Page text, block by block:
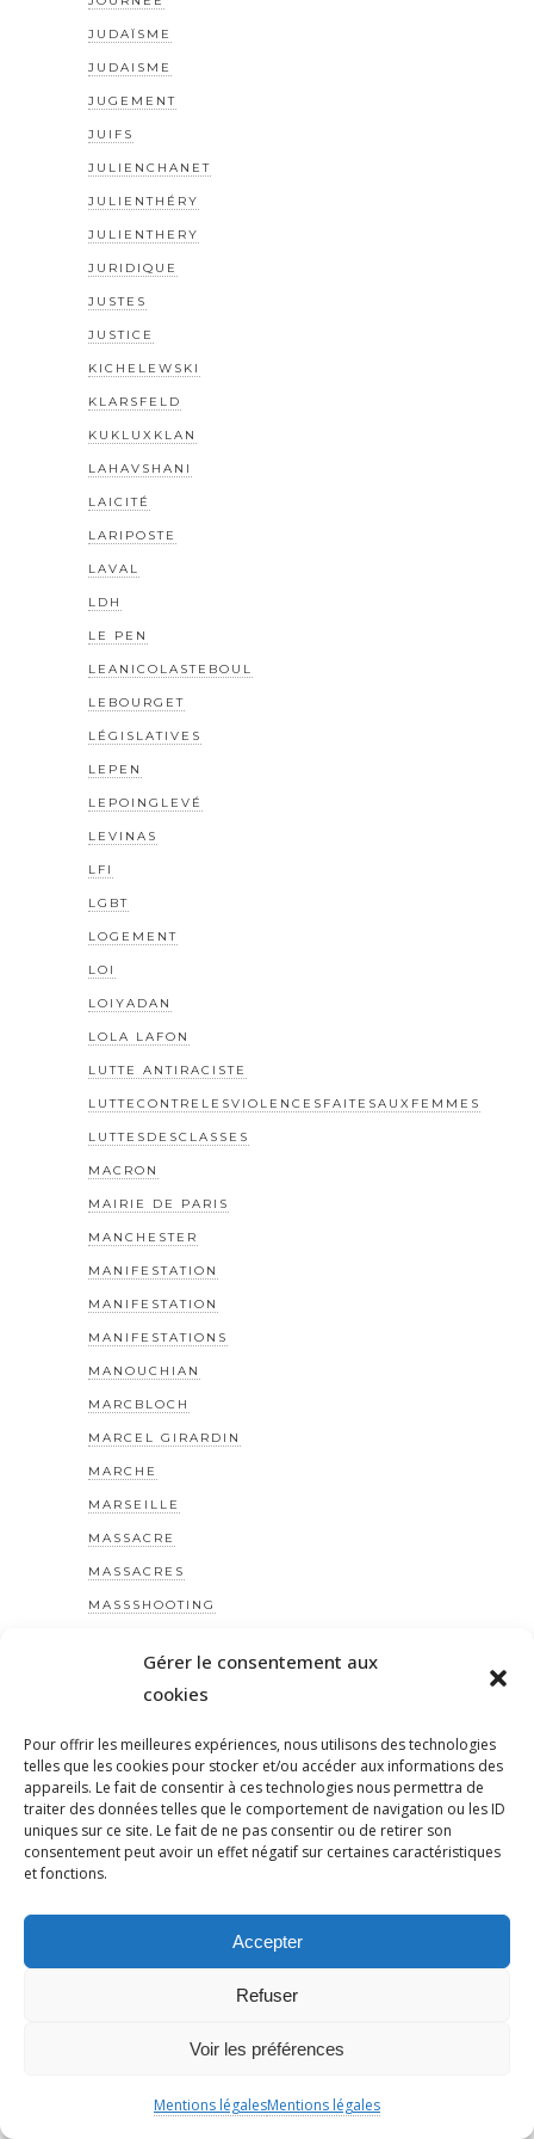
Gérer le consentement aux
cookies
Pour offrir les meilleures expériences, nous utilisons des technologies
telles que les cookies pour stocker et/ou accéder aux informations des
appareils. Le fait de consentir à ces technologies nous permettra de
traiter des données telles que le comportement de navigation ou les ID
uniques sur ce site. Le fait de ne pas consentir ou de retirer son
consentement peut avoir un effet négatif sur certaines caractéristiques
et fonctions.
Accepter
Refuser
Voir les préférences
Mentions légalesMentions légales
JUDAÏSME
JUDAISME
JUGEMENT
JUIFS
JULIENCHANET
JULIENTHÉRY
JULIENTHERY
JURIDIQUE
JUSTES
JUSTICE
KICHELEWSKI
KLARSFELD
KUKLUXKLAN
LAHAVSHANI
LAICITÉ
LARIPOSTE
LAVAL
LDH
LE PEN
LEANICOLASTEBOUL
LEBOURGET
LÉGISLATIVES
LEPEN
LEPOINGLEVÉ
LEVINAS
LFI
LGBT
LOGEMENT
LOI
LOIYADAN
LOLA LAFON
LUTTE ANTIRACISTE
LUTTECONTRELESVIOLENCESFAITESAUXFEMMES
LUTTESDESCLASSES
MACRON
MAIRIE DE PARIS
MANCHESTER
MANIFESTATION
MANIFESTATION
MANIFESTATIONS
MANOUCHIAN
MARCBLOCH
MARCEL GIRARDIN
MARCHE
MARSEILLE
MASSACRE
MASSACRES
MASSSHOOTING
MAYOTTE
MEDIAPART
MEDINE
MÉLENCHON
MELENCHON
MEMOIRE
MEMORIAL
MIGRANTS